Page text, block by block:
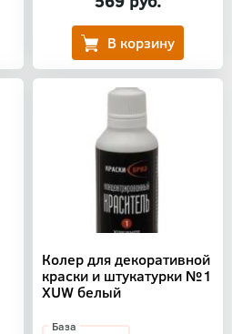
Колер для декоративной
краски и штукатурки №1
XUW белый
База